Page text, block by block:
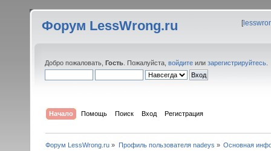
Форум LessWrong.ru [
Добро пожаловать, Гость . Пожалуйста, войдите или зарегистрируйтесь
Начало Помощь Поиск Вход Регистрация
Форум LessWrong.ru » Профиль пользователя nadeys » Основная